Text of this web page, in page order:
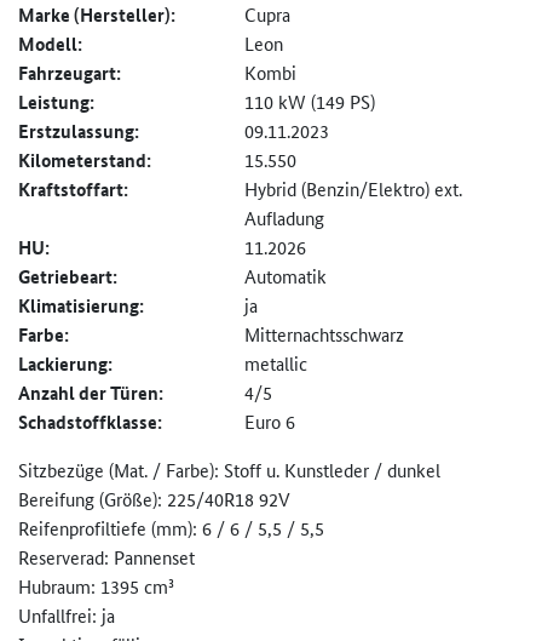
Marke (Hersteller):
Cupra
Modell: Leon
Fahrzeugart: Kombi
Leistung: 110 kW (149 PS)
Erstzulassung: 09.11.2023
Kilometerstand: 15.550
Kraftstoffart:
Hybrid (Benzin/Elektro) ext.
Aufladung
HU: 11.2026
Getriebeart: Automatik
Klimatisierung: ja
Farbe: Mitternachtsschwarz
Lackierung: metallic
Anzahl der Türen: 4/5
Schadstoffklasse:
Euro 6
Sitzbezüge (Mat. / Farbe): Stoff u. Kunstleder / dunkel
Bereifung (Größe): 225/40R18 92V
Reifenprofiltiefe (mm): 6 / 6 / 5,5 / 5,5
Reserverad: Pannenset
Hubraum: 1395 cm³
Unfallfrei: ja